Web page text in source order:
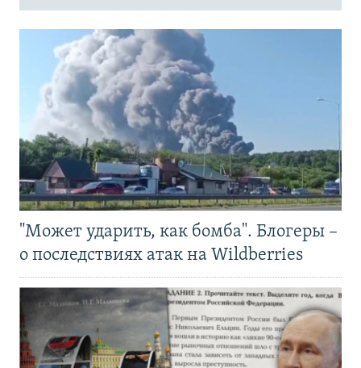
"Может ударить, как бомба". Блогеры –
о последствиях атак на Wildberries